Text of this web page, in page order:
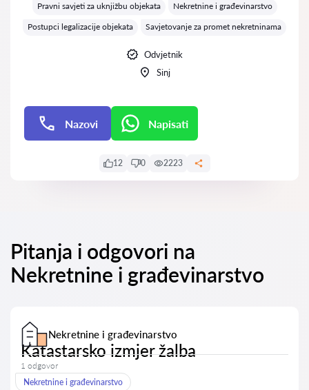
Pravni savjeti za uknjižbu objekata
Nekretnine i građevinarstvo
Postupci legalizacije objekata
Savjetovanje za promet nekretninama
Odvjetnik
Sinj
Nazovi Napisati
12 0 2223
Pitanja i odgovori na
Nekretnine i građevinarstvo
Nekretnine i građevinarstvo
Katastarsko izmjer žalba
1 odgovor
Nekretnine i građevinarstvo